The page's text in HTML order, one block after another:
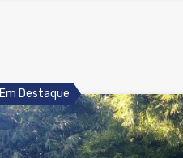
Em Destaque